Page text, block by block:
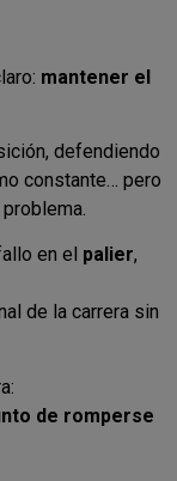
mantener el
defendiendo
constante… pero
en el palier,
de la carrera sin
de romperse